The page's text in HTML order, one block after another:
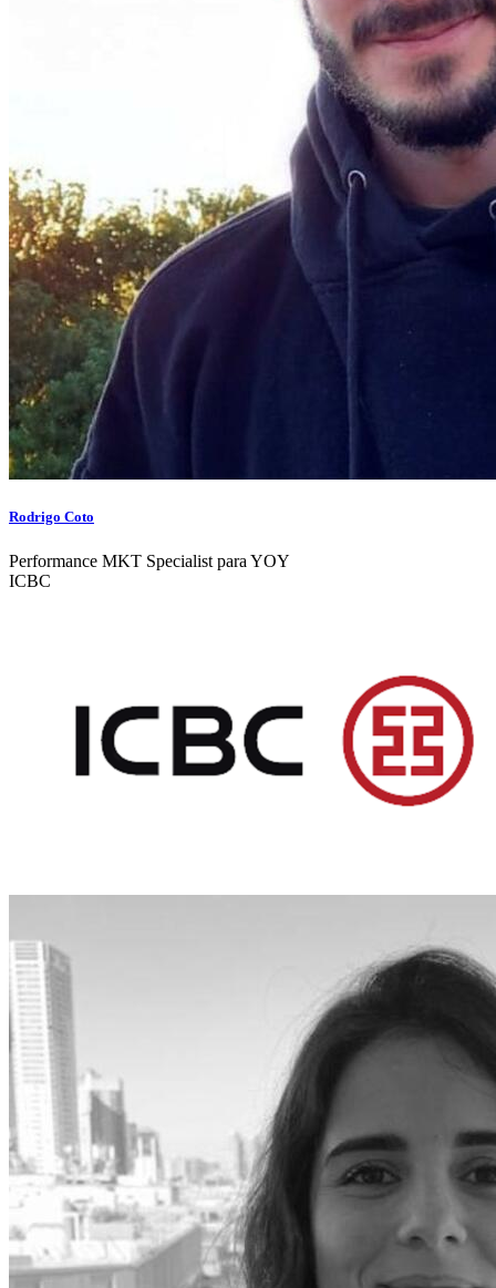
Rodrigo Coto
Performance MKT Specialist para YOY
ICBC